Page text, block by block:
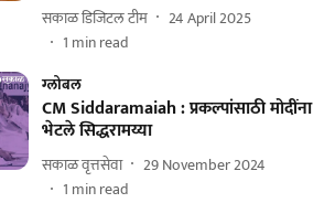
सकाळ डिजिटल टीम
24 April 2025
1 min read
ग्लोबल
CM Siddaramaiah : प्रकल्पांसाठी मोदींना
भेटले सिद्धरामय्या
सकाळ वृत्तसेवा
29 November 2024
1 min read